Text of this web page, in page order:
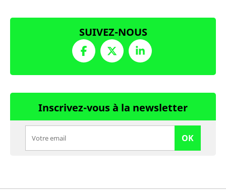
SUIVEZ-NOUS
Inscrivez-vous à la newsletter
OK